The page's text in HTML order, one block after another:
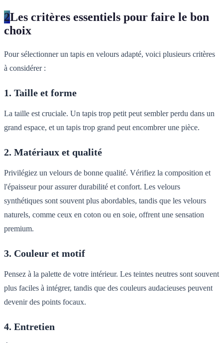
2Les critères essentiels pour faire le bon
choix
Pour sélectionner un tapis en velours adapté, voici plusieurs critères
à considérer :
1. Taille et forme
La taille est cruciale. Un tapis trop petit peut sembler perdu dans un
grand espace, et un tapis trop grand peut encombrer une pièce.
2. Matériaux et qualité
Privilégiez un velours de bonne qualité. Vérifiez la composition et
l'épaisseur pour assurer durabilité et confort. Les velours
synthétiques sont souvent plus abordables, tandis que les velours
naturels, comme ceux en coton ou en soie, offrent une sensation
premium.
3. Couleur et motif
Pensez à la palette de votre intérieur. Les teintes neutres sont souvent
plus faciles à intégrer, tandis que des couleurs audacieuses peuvent
devenir des points focaux.
4. Entretien